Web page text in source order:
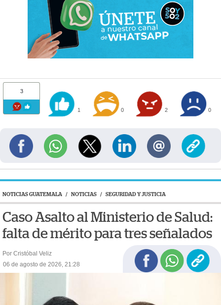
3
1 0 2 0
NOTICIAS GUATEMALA / NOTICIAS / SEGURIDAD Y JUSTICIA
Caso Asalto al Ministerio de Salud:
falta de mérito para tres señalados
Por Cristóbal Veliz
06 de agosto de 2026, 21:28